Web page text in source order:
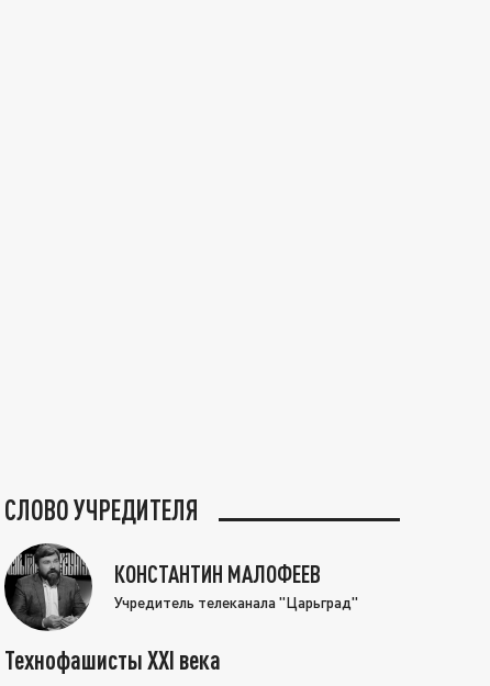
СЛОВО УЧРЕДИТЕЛЯ
КОНСТАНТИН МАЛОФЕЕВ
Учредитель телеканала "Царьград"
Технофашисты XXI века